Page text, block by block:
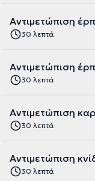
Αντιμετώπιση
30 λεπτά
Αντιμετώπιση
30 λεπτά
Αντιμετώπιση
30 λεπτά
Αντιμετώπιση
30 λεπτά